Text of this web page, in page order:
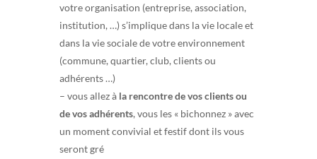
votre organisation (entreprise, association,
institution, …) s’implique dans la vie locale et
dans la vie sociale de votre environnement
(commune, quartier, club, clients ou
adhérents …)
– vous allez à la rencontre de vos clients ou
de vos adhérents, vous les « bichonnez » avec
un moment convivial et festif dont ils vous
seront gré